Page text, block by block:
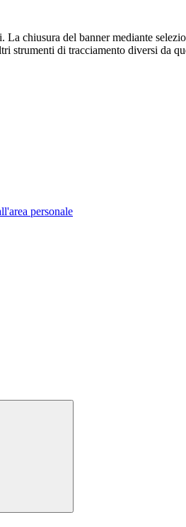
chiusura del banner mediante
strumenti di tracciamento diversi da
personale